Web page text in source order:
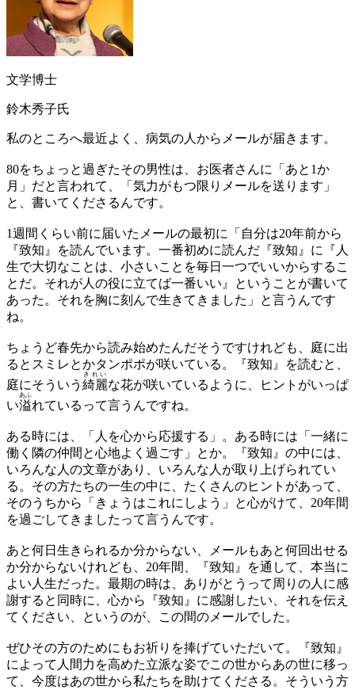
文学博士
鈴木秀子氏
私のところへ最近よく、病気の人からメールが届きます。
80をちょっと過ぎたその男性は、お医者さんに「あと1か
月」だと言われて、「気力がもつ限りメールを送ります」
と、書いてくださるんです。
1週間くらい前に届いたメールの最初に「自分は20年前から
『致知』を読んでいます。一番初めに読んだ『致知』に『人
生で大切なことは、小さいことを毎日一つでいいからするこ
とだ。それが人の役に立てば一番いい』ということが書いて
あった。それを胸に刻んで生きてきました」と言うんです
ね。
ちょうど春先から読み始めたんだそうですけれども、庭に出
るとスミレとかタンポポが咲いている。『致知』を読むと、
庭にそういう 綺麗
きれい
な花が咲いているように、ヒントがいっぱ
い溢
あふ
れているって言うんですね。
ある時には、「人を心から応援する」。ある時には「一緒に
働く隣の仲間と心地よく過ごす」とか。『致知』の中には、
いろんな人の文章があり、いろんな人が取り上げられてい
る。その方たちの一生の中に、たくさんのヒントがあって、
そのうちから「きょうはこれにしよう」と心がけて、20年間
を過ごしてきましたって言うんです。
あと何日生きられるか分からない、メールもあと何回出せる
か分からないけれども、20年間、『致知』を通して、本当に
よい人生だった。最期の時は、ありがとうって周りの人に感
謝すると同時に、心から『致知』に感謝したい、それを伝え
てください、というのが、この間のメールでした。
ぜひその方のためにもお祈りを捧げていただいて。『致知』
によって人間力を高めた立派な姿でこの世からあの世に移っ
て、今度はあの世から私たちを助けてくださる。そういう方